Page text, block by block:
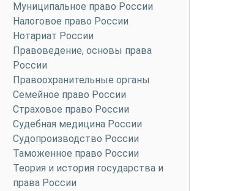
Муниципальное право России
Налоговое право России
Нотариат России
Правоведение, основы права
России
Правоохранительные органы
Семейное право России
Страховое право России
Судебная медицина России
Судопроизводство России
Таможенное право России
Теория и история государства и
права России